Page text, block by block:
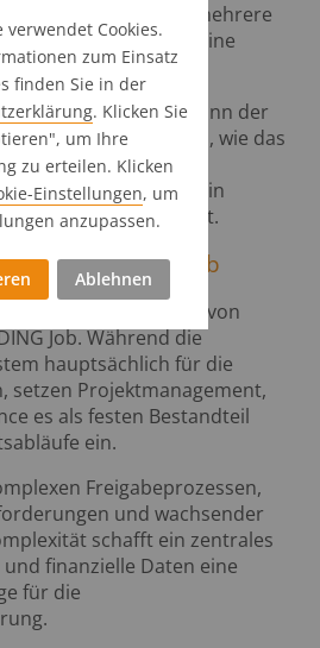
Systems über mehrere
nicht in erster Linie eine
Mitarbeitenden den Sinn der
und aufzuzeigen, wie das
unterstützt. Die
Organisation war ein
für den Rollout.
den Agenturbetrieb
Mitarbeitenden von
Job. Während die
hauptsächlich für die
setzen Projektmanagement,
es als festen Bestandteil
ein.
Freigabeprozessen,
und wachsender
schafft ein zentrales
finanzielle Daten eine
für die
verwendet Cookies.
zum Einsatz
finden Sie in der
. Klicken Sie
um Ihre
zu erteilen. Klicken
Einstellungen, um
anzupassen.
Ablehnen